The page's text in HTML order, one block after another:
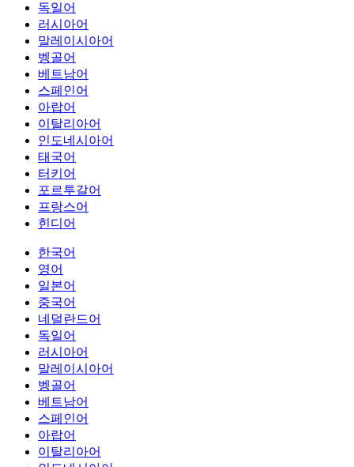
독일어
러시아어
말레이시아어
벵골어
베트남어
스페인어
아랍어
이탈리아어
인도네시아어
태국어
터키어
포르투갈어
프랑스어
힌디어
한국어
영어
일본어
중국어
네덜란드어
독일어
러시아어
말레이시아어
벵골어
베트남어
스페인어
아랍어
이탈리아어